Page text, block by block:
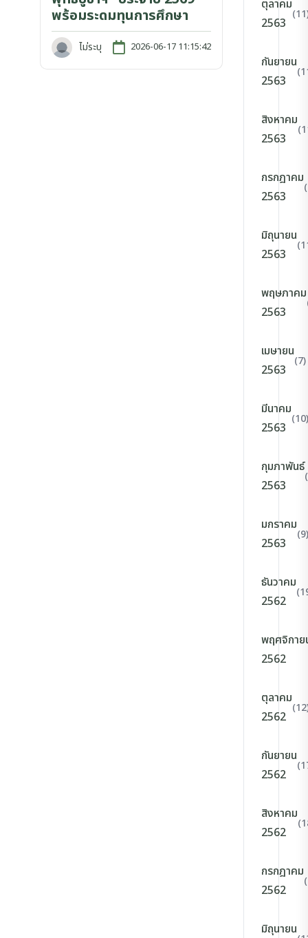
พร้อมระดมทุนการศึกษา
ไม่ระบุ 2026-06-17 11:15:42
ตุลาคม
2563
กันยายน
2563
สิงหาคม
2563
กรกฎาคม
2563
มิถุนายน
2563
พฤษภาคม
2563
เมษายน
2563
(7)
มีนาคม
2563
(10)
กุมภาพันธ์
2563
มกราคม
2563
(9)
ธันวาคม
2562
พฤศจิกาย
2562
ตุลาคม
2562
กันยายน
2562
สิงหาคม
2562
กรกฎาคม
2562
มิถุนายน